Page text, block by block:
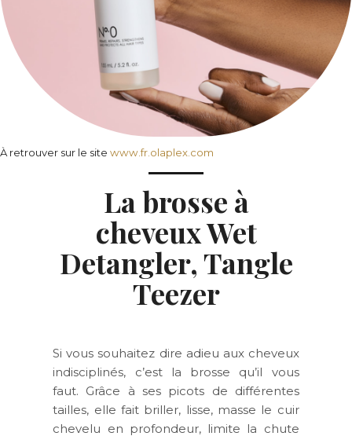
À retrouver sur le site www.fr.olaplex.com
La brosse à
cheveux Wet
Detangler, Tangle
Teezer
Si vous souhaitez dire adieu aux cheveux
indisciplinés, c’est la brosse qu’il vous
faut. Grâce à ses picots de différentes
tailles, elle fait briller, lisse, masse le cuir
chevelu en profondeur, limite la chute